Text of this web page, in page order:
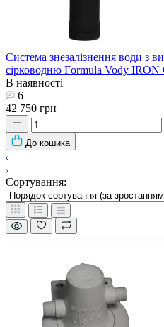
Система знезалізнення води з
сірководню Formula Vody
В наявності
6
42 750 грн
До кошика
Сортування: